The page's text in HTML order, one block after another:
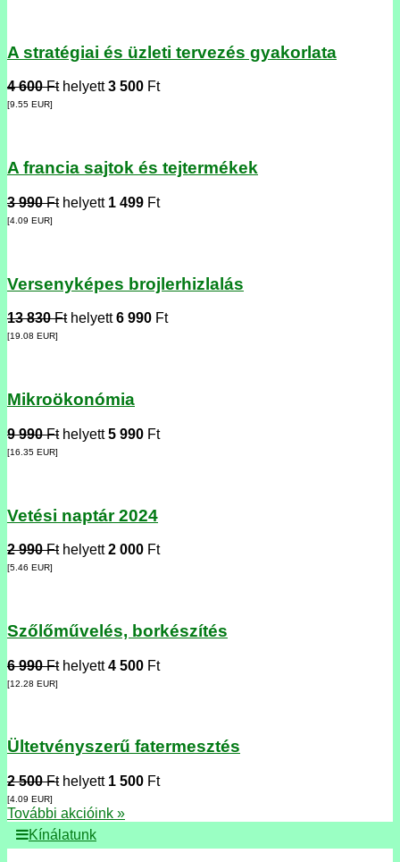
A stratégiai és üzleti tervezés gyakorlata
4 600 Fthelyett3 500 Ft
[9.55 EUR]
A francia sajtok és tejtermékek
3 990 Fthelyett 1 499 Ft
[4.09 EUR]
Versenyképes brojlerhizlalás
13 830 Fthelyett6 990 Ft
[19.08 EUR]
Mikroökonómia
9 990 Fthelyett5 990 Ft
[16.35 EUR]
Vetési naptár 2024
2 990 Fthelyett2 000 Ft
[5.46 EUR]
Szőlőművelés, borkészítés
6 990 Fthelyett4 500 Ft
[12.28 EUR]
Ültetvényszerű fatermesztés
2 500 Fthelyett 1 500 Ft
[4.09 EUR]
További akcióink »
Kínálatunk